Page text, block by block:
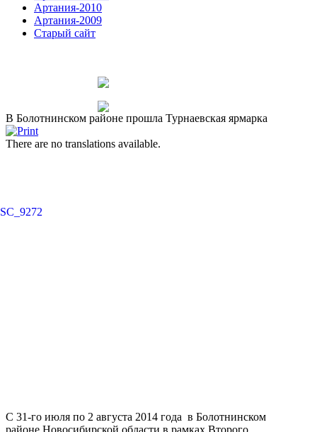
Артания-2010
Артания-2009
Старый сайт
В Болотнинском районе прошла Турнаевская ярмарка
There are no translations available.
С 31-го июля по 2 августа 2014 года в Болотнинском
районе Новосибирской области в рамках Второго